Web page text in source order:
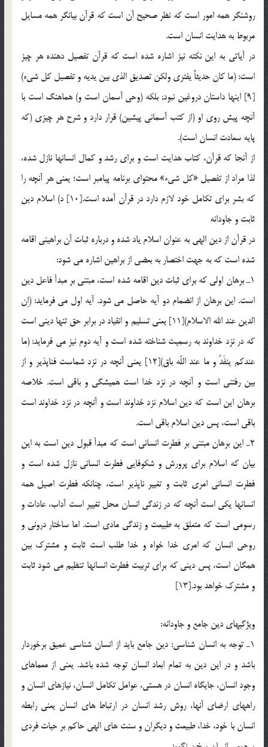
روشنگر همه امور است كه نظر صحيح آن است كه قرآن بيانگر همه مسايل
مربوط به هدايت انسان است.
در آياتي به اين نكته نيز اشاره شده است كه قرآن تفصيل دهنده هر چيز
است: (ما كان حديثاً يفتري ولكن تصديق الذي بين يديه و تفصيل كل شيء)
[9] اينها داستان دروغين نبود; بلكه (وحي آسمان است و) هماهنگ است با
آنچه پيش روي او (از كتب آسماني پيشين) قرار دارد و شرح هر چيزي (كه
پايه سعادت انسان است).
از آنجا كه قرآن، كتاب هدايت است و براي رشد و كمال انسانها نازل شده،
لذا مراد از تفصيل «كل شيء» محتواي برنامه پيامبر است؛ يعني هر آنچه را
كه بشر براي تكامل خود لازم دارد در قرآن آمده است.[10] د) اسلام دين
ثابت و جاودانه
در قرآن از دين الهي به عنوان اسلام ياد شده و درباره ثبات آن براهيني اقامه
شده است كه به جهت اختصار به بعضي از براهين اشاره مي شود:
1ـ برهان اولي كه براي ثبات دين اقامه شده است، مبتني بر مبدأ فاعل دين
است. اين برهان از انضمام دو آيه حاصل مي شود. آيه اول مي فرمايد: (اِن
الدين عند الله الاسلام)[11] يعني تسليم و انقياد در برابر حق تنها ديني است
كه در نزد خداوند به رسميت شناخته شده است و آيه دوم نيز مي فرمايد: (ما
عندكم ينفَدُ و ما عند اللّه باق)[12] يعني آنچه در نزد شماست فناپذير و از
بين رفتني است و آنچه در نزد خدا است هميشگي و باقي است. خلاصه
برهان اين است كه دين اسلام نزد خداوند است و آنچه در نزد خداوند است
باقي است، پس دين اسلام باقي است.
2ـ اين برهان مبتني بر فطرت انساني است كه مبدأ قبول دين است به اين
بيان كه اسلام براي پرورش و شكوفايي فطرت انساني نازل شده است و
فطرت انساني امري ثابت و تغيير ناپذير است، چنانكه فطرت اصيل همه
انسانها يکي است آنچه كه در زندگي انسان محل تغيير است آداب، عادات و
رسومي است كه متعلق به طبيعت و زندگي مادي است. اما ساختار دروني و
روحي انسان كه امري خدا خواه و خدا طلب است ثابت و مشترك بين
همگان است، پس ديني كه براي تربيت فطرت انسانها تنظيم مي شود ثابت
و مشترك خواهد بود.[13]
ويژگيهاي دين جامع و جاودانه:
1ـ توجه به انسان شناسي: دين جامع بايد از انسان شناسي عميق برخوردار
باشد و در اين دين به تمام ابعاد انسان توجه شده باشد. يعني از معماهاي
وجود انسان، جايگاه انسان در هستي، عوامل تكامل انسان، نيازهاي انسان و
راههاي ارضاي آنها، روش رشد انسان در ارتباط هاي انسان يعني رابطه
انسان با خود، خدا، طبيعت و ديگران و سنت هاي الهي حاكم بر حيات فردي